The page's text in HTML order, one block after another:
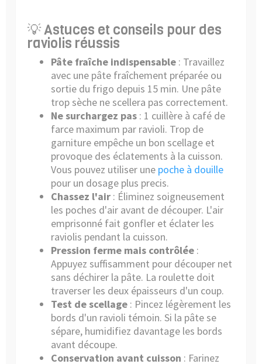
💡 Astuces et conseils pour des
raviolis réussis
Pâte fraîche indispensable : Travaillez
avec une pâte fraîchement préparée ou
sortie du frigo depuis 15 min. Une pâte
trop sèche ne scellera pas correctement.
Ne surchargez pas : 1 cuillère à café de
farce maximum par ravioli. Trop de
garniture empêche un bon scellage et
provoque des éclatements à la cuisson.
Vous pouvez utiliser une poche à douille
pour un dosage plus precis.
Chassez l'air : Éliminez soigneusement
les poches d'air avant de découper. L'air
emprisonné fait gonfler et éclater les
raviolis pendant la cuisson.
Pression ferme mais contrôlée :
Appuyez suffisamment pour découper net
sans déchirer la pâte. La roulette doit
traverser les deux épaisseurs d'un coup.
Test de scellage : Pincez légèrement les
bords d'un ravioli témoin. Si la pâte se
sépare, humidifiez davantage les bords
avant découpe.
Conservation avant cuisson : Farinez